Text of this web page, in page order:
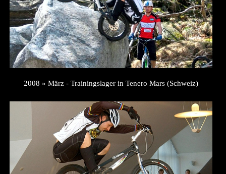
2008 » März - Trainingslager in Tenero Mars (Schweiz)